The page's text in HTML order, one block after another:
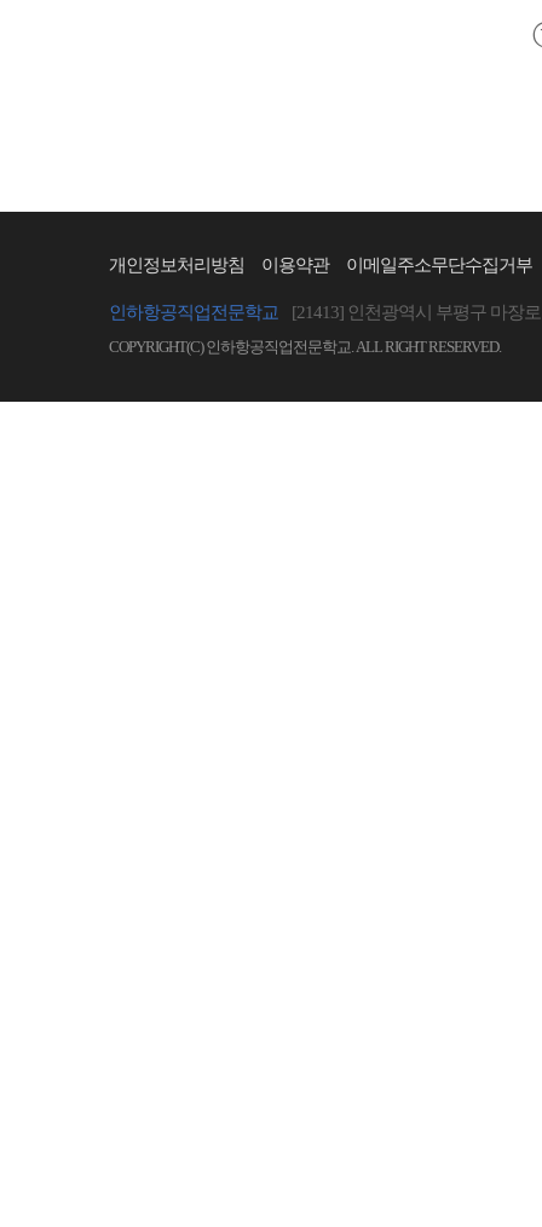
개인정보처리방침 이용약관 이메일주소무단수집거부
인하항공직업전문학교 [21413] 인천광역시 부평구 마장
COPYRIGHT(C) 인하항공직업전문학교. ALL RIGHT RESERVED.